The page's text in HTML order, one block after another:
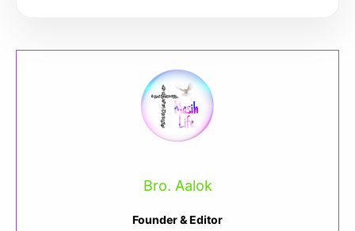
Bro. Aalok
Founder & Editor